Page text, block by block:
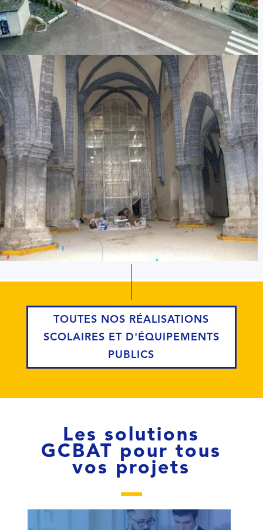
TOUTES NOS RÉALISATIONS
SCOLAIRES ET D'ÉQUIPEMENTS
PUBLICS
Les solutions
GCBAT pour tous
vos projets